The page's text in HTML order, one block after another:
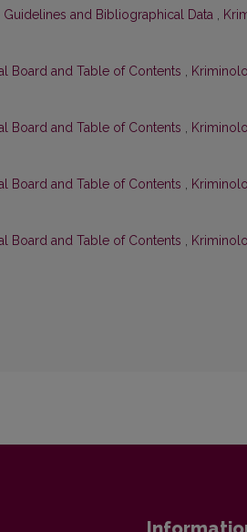
Guidelines and Bibliographical Data ,
Board and Table of Contents ,
Board and Table of Contents ,
Board and Table of Contents ,
Board and Table of Contents ,